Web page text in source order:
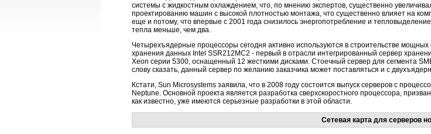
системы с жидкостным охлаждением, что, по мнению экспертов, существенно
проектированию машин с высокой плотностью монтажа, что существенно влияет на
еще и потому, что впервые с 2001 года снизилось энергопотребление и
тепла меньше, чем два.
Четырехъядерные процессоры сегодня активно используются в строительстве
хранения данных Intel SSR212MC2 - первый в отрасли интегрированный сервер
Xeon серии 5300, оснащенный 12 жесткими дисками. Стоечный сервер для сегмента
слову сказать, данный сервер по желанию заказчика может поставляться и с
Кстати, Sun Microsystems заявила, что в 2008 году состоится выпуск серверов с
Neptune. Основной проекта является разработка сверхскоростного процессора,
как известно, уже имеются серьезные разработки в этой области.
Сетевая карта для серверов